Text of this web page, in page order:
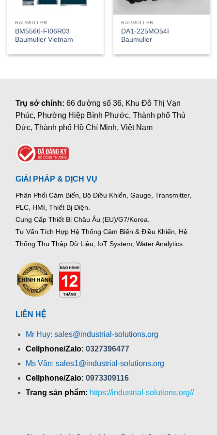
BAUMULLER
BM5566-FI06R03
Baumuller Vietnam
BAUMULLER
DA1-225MO54I
Baumuller
Trụ sở chính:66 đường số 36, Khu Đô Thị Vạn
Phúc, Phường Hiệp Bình Phước, Thành phố Thủ
Đức, Thành phố Hồ Chí Minh, Việt Nam
GIẢI PHÁP & DỊCH VỤ
Phân Phối Cảm Biến, Bộ Điều Khiển, Gauge, Transmitter,
PLC, HMI, Thiết Bị Điện.
Cung Cấp Thiết Bị Châu Âu (EU)/G7/Korea.
Tư Vấn Tích Hợp Hệ Thống Cảm Biến & Điều Khiển, Hệ
Thống Thu Thập Dữ Liệu, IoT System, Water Analytics.
LIÊN HỆ
Mr Huy: sales@industrial-solutions.org
Cellphone/Zalo: 0327396477
Ms Vân: sales1@industrial-solutions.org
Cellphone/Zalo: 0973309116
Trang sản phẩm: https://industrial-solutions.org//